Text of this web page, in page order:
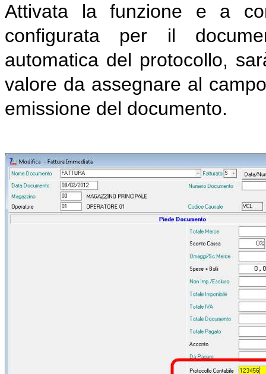
Attivata la funzione e a
configurata per il
automatica del protocollo,
valore da assegnare al
emissione del documento.